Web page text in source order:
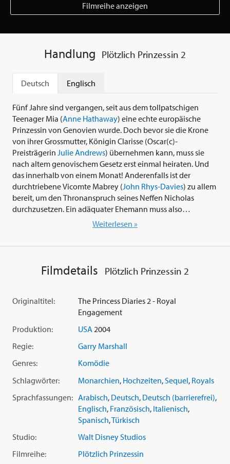
Filmreihe anzeigen
Handlung Plötzlich Prinzessin 2
Deutsch Englisch
Fünf Jahre sind vergangen, seit aus dem tollpatschigen
Teenager Mia (Anne Hathaway) eine echte europäische
Prinzessin von Genovien wurde. Doch bevor sie die Krone
von ihrer Grossmutter, Königin Clarisse (Oscar(c)-
Preisträgerin Julie Andrews) übernehmen kann, muss sie
nach altem genovischem Gesetz erst einmal heiraten. Und
das innerhalb von einem Monat! Anderenfalls ist der
durchtriebene Vicomte Mabrey (John Rhys-Davies) zu allem
bereit, um den Thronanspruch seines Neffen Nicholas
durchzusetzen. Ein adäquater Ehemann muss also
schnellstens her! Doch das ist leichter gesagt als getan. Vor
Nach dem Kassenschlager 'Plötzlich Prinzessin' schickt
hinreißende Anne Hathawayin 'Plötzlich Prinzessin 2'
erneut durch eine wilde Abfolge haarsträubender
Komödien-Highlight mit Gute-Laune-Garantie und einer
echten 'Prinzessin der Herzen'.
Weiterlesen »
Filmdetails Plötzlich Prinzessin 2
Originaltitel:
The Princess Diaries 2 - Royal
Engagement
Produktion:
USA 2004
Regie:
Garry Marshall
Genres:
Komödie
Schlagwörter:
Monarchien, Hochzeiten, Sequel, Royals
Sprachfassungen: Arabisch, Deutsch, Deutsch (barrierefrei),
Englisch, Französisch, Italienisch,
Spanisch,Türkisch
Studio:
Walt Disney Studios
Filmreihe:
Plötzlich Prinzessin